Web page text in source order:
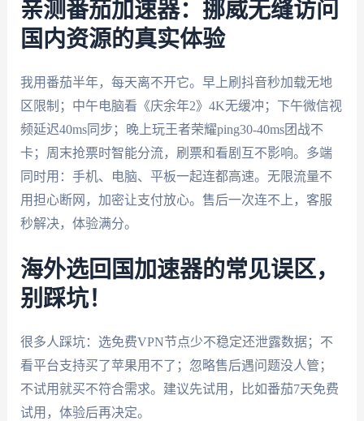
亲测番茄加速器：挪威无缝访问
国内资源的真实体验
我用番茄半年，每天离不开它。早上刷抖音秒加载无地
区限制；中午电脑看《庆余年2》4K无缓冲；下午微信视
频延迟40ms同步；晚上玩王者荣耀ping30-40ms团战不
卡；周末抢票时智能分流，刷票和看剧互不影响。多端
同时用：手机、电脑、平板一起连都高速。无限流量不
用担心断网，加密让支付放心。售后一次连不上，客服
秒解决，体验满分。
海外选回国加速器的常见误区，
别踩坑！
很多人踩坑：选免费VPN节点少不稳定还泄露数据；不
看平台支持买了苹果用不了；忽略售后遇问题没人管；
不试用就买不符合需求。建议先试用，比如番茄7天免费
试用，体验后再决定。